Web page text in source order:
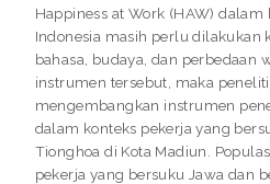
Happiness at Work (HAW) dalam
Indonesia masih perlu dilakukan
bahasa, budaya, dan perbedaan
instrumen tersebut, maka
mengembangkan instrumen
dalam konteks pekerja yang
Tionghoa di Kota Madiun.
pekerja yang bersuku Jawa dan